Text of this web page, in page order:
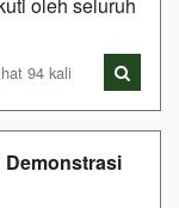
94 kali